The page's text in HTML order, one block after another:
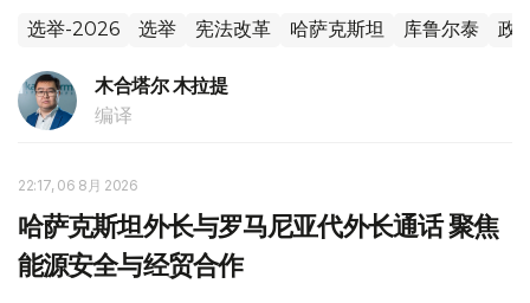
选举-2026 选举 宪法改革 哈萨克斯坦 库鲁尔泰 政
木合塔尔 木拉提
编译
22:17, 06 8月 2026
哈萨克斯坦外长与罗马尼亚代外长通话 聚焦
能源安全与经贸合作